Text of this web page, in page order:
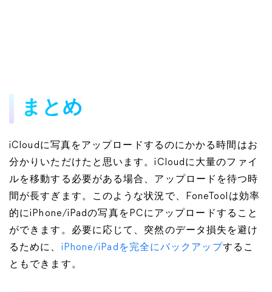
まとめ
iCloudに写真をアップロードするのにかかる時間はお
分かりいただけたと思います。iCloudに大量のファイ
ルを移動する必要がある場合、アップロードを待つ時
間が長すぎます。このような状況で、FoneToolは効率
的にiPhone/iPadの写真をPCにアップロードすること
ができます。必要に応じて、突然のデータ損失を避け
るために、 iPhone/iPadを完全にバックアップするこ
ともできます。